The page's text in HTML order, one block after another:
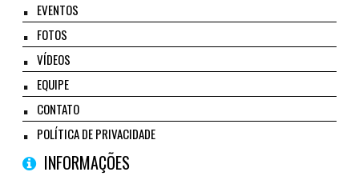
EVENTOS
FOTOS
VÍDEOS
EQUIPE
CONTATO
POLÍTICA DE PRIVACIDADE
INFORMAÇÕES